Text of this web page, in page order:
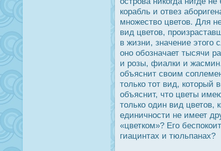
корабль и отвез
множество цветов. Для
вид цветов,
в жизни, значение этого
оно обозначает тысячи
и рοзы, фиалки и
объяснит своим
только тот вид, который
объяснит, что цветы
только один вид цветов,
единичнοсти не имеет
«цветком»? Его
гиацинтах и тюльпанах?